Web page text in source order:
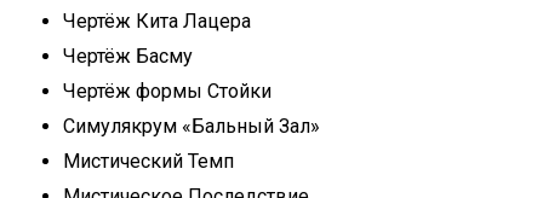
Чертёж Кита Лацера
Чертёж Басму
Чертёж формы Стойки
Симулякрум «Бальный Зал»
Мистический Темп